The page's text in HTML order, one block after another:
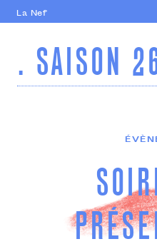
La Nef
Accueil
Le lieu
Saison
Actions
Agenda
. SAISON